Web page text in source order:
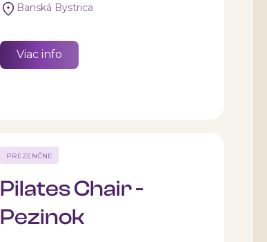
Banská Bystrica
Viac info
PREZENČNE
Pilates Chair -
Pezinok